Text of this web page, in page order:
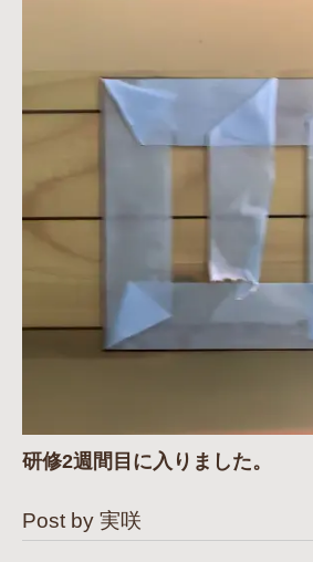
研修2週間目に入りました。
Post by 実咲